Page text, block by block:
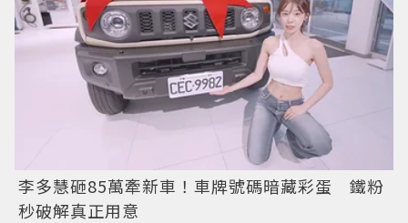
李多慧砸85萬牽新車！車牌號碼暗藏彩蛋 鐵粉
秒破解真正用意